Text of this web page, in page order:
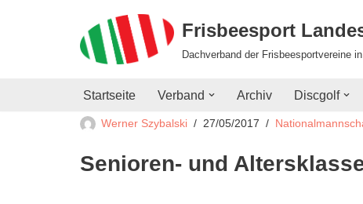
Frisbeesport
Dachverband der Frisbeesportvereine
Startseite Verband Archiv Discgolf
Werner Szybalski 27/05/2017
Senioren- und